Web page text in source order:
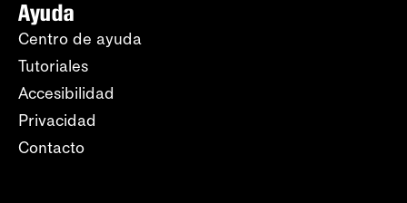
Ayuda
Centro de ayuda
Tutoriales
Accesibilidad
Privacidad
Contacto